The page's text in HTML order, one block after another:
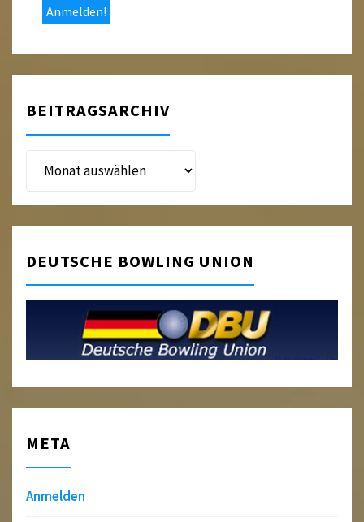
BEITRAGSARCHIV
Beitragsarchiv
DEUTSCHE BOWLING UNION
META
Anmelden